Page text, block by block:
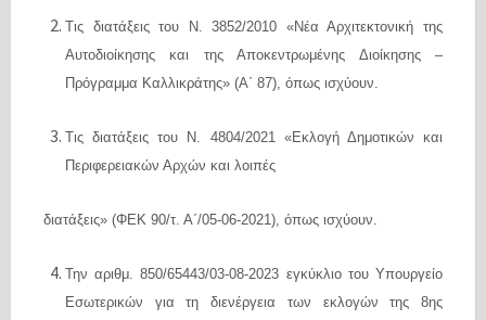
Τις διατάξεις του Ν. 3852/2010 «Νέα Αρχιτεκτονική της
Αυτοδιοίκησης και της Αποκεντρωμένης Διοίκησης –
Πρόγραμμα Καλλικράτης» (Α΄ 87), όπως ισχύουν.
Τις διατάξεις του Ν. 4804/2021 «Εκλογή Δημοτικών και
Περιφερειακών Αρχών και λοιπές
διατάξεις» (ΦΕΚ 90/τ. Α΄/05-06-2021), όπως ισχύουν.
Την αριθμ. 850/65443/03-08-2023 εγκύκλιο του Υπουργείο
Εσωτερικών για τη διενέργεια των εκλογών της 8ης